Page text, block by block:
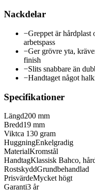
Nackdelar
−Greppet är
arbetspass
−Ger grövre yta,
finish
−Slits snabbare än
−Handtaget något
Specifikationer
Längd200 mm
Bredd19 mm
Viktca 130 gram
HuggningEnkelgradig
MaterialKromstål
HandtagKlassisk Bahco,
RostskyddGrundbehandlad
PrisvärdeMycket högt
Garanti3 år